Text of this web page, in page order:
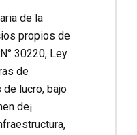
de la
propios de
30220, Ley
de
lucro, bajo
de¡